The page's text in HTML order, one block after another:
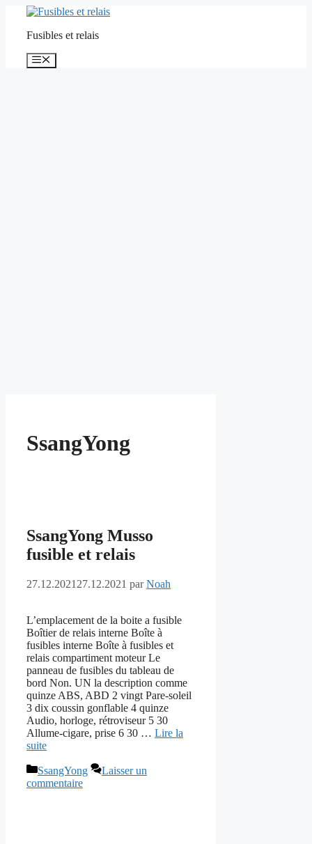
contenuFusibles et relais
Menu
SsangYong
SsangYong Musso
fusible et relais
27.12.2021 27.12.2021 parNoah
L’emplacement de la boite a fusible
Boîtier de relais interne Boîte à
fusibles interne Boîte à fusibles et
relais compartiment moteur Le
panneau de fusibles du tableau de
bord Non. UN la description comme
quinze ABS, ABD 2 vingt Pare-soleil
3 dix coussin gonflable 4 quinze
Audio, horloge, rétroviseur 5 30
Allume-cigare, prise 6 30 … Lire la
suite
Catégories
SsangYong
Laisser un
commentaire